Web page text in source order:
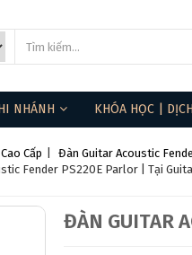
NHÁNH KHÓA HỌC |
Cấp Đàn Guitar Acoustic
Fender PS220E Parlor | Tại
ĐÀN GUITAR